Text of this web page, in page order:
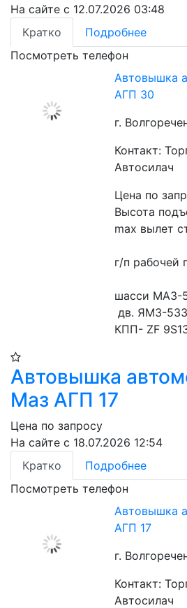
На сайте с 12.07.2026 03:48
Кратко
Подробнее
Посмотреть телефон
Автовышка
АГП 30
г.
Контакт:
Автосилач
Цена по
Высота
max вылет
г/п рабочей
дв. ЯМЗ-
КПП- ZF
Автовышка
Маз АГП 17
Цена по запросу
На сайте с 18.07.2026 12:54
Кратко
Подробнее
Посмотреть телефон
Автовышка
АГП 17
г.
Контакт:
Автосилач